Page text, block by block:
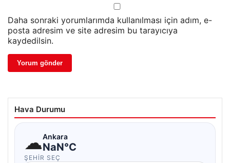
Daha sonraki yorumlarımda kullanılması için adım, e-
posta adresim ve site adresim bu tarayıcıya
kaydedilsin.
Hava Durumu
☁Ankara
NaN°C
ŞEHIR SEÇ